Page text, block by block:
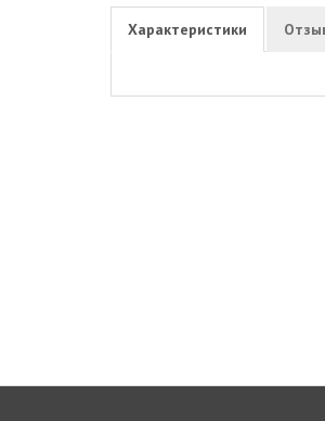
Характеристики